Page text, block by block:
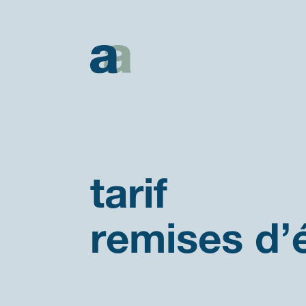
Tarif
remises